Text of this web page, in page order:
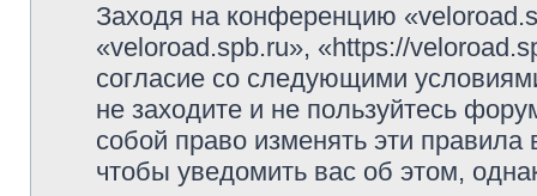
Заходя на конференцию
«veloroad.spb.ru», «https://
согласие со следующими
не заходите и не пользуйтесь
собой право изменять эти
чтобы уведомить вас об этом,